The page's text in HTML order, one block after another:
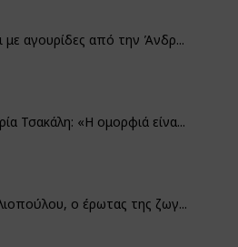
με αγουρίδες από την Άνδρ...
Τσακάλη: «Η ομορφιά είνα...
ο έρωτας της ζωγ...